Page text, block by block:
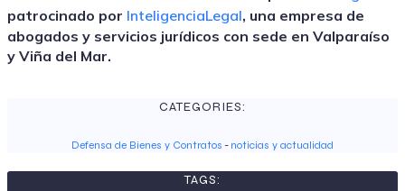
patrocinado por InteligenciaLegal, una empresa de
abogados y servicios jurídicos con sede en Valparaíso
y Viña del Mar.
CATEGORIES:
Defensa de Bienes y Contratos - noticias y actualidad
TAGS: